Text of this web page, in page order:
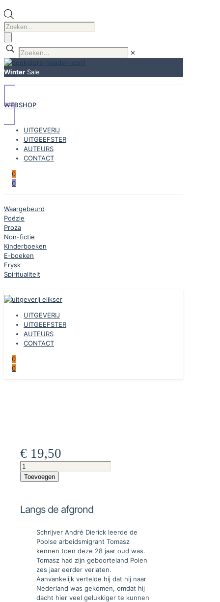
Producten
zoeken
✕
Winter Sale
WEBSHOP
UITGEVERIJ
UITGEEFSTER
AUTEURS
CONTACT
0
0
Waargebeurd
Poëzie
Proza
Non-fictie
Kinderboeken
E-boeken
Frysk
Spiritualiteit
UITGEVERIJ
UITGEEFSTER
AUTEURS
CONTACT
0
0
€ 19,50
Langs
de
afgrond
Toevoegen
Langs de afgrond
Schrijver André Dierick leerde de
Poolse arbeidsmigrant Tomasz
kennen toen deze 28 jaar oud was.
Tomasz had zijn geboorteland Polen
zes jaar eerder verlaten.
Aanvankelijk vertelde hij dat hij naar
Nederland was gekomen, omdat hij
dacht hier veel gelukkiger te kunnen